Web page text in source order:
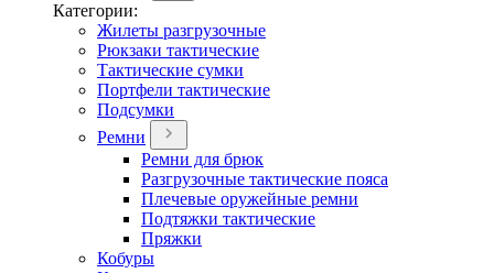
Категории:
Жилеты разгрузочные
Рюкзаки тактические
Тактические сумки
Портфели тактические
Подсумки
Ремни
Ремни для брюк
Разгрузочные тактические пояса
Плечевые оружейные ремни
Подтяжки тактические
Пряжки
Кобуры